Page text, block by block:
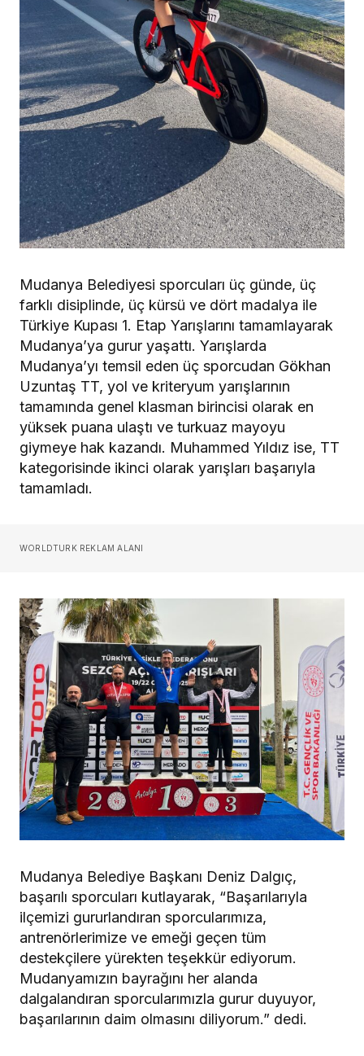
Mudanya Belediyesi sporcuları üç günde, üç
farklı disiplinde, üç kürsü ve dört madalya ile
Türkiye Kupası 1. Etap Yarışlarını tamamlayarak
Mudanya’ya gurur yaşattı. Yarışlarda
Mudanya’yı temsil eden üç sporcudan Gökhan
Uzuntaş TT, yol ve kriteryum yarışlarının
tamamında genel klasman birincisi olarak en
yüksek puana ulaştı ve turkuaz mayoyu
giymeye hak kazandı. Muhammed Yıldız ise, TT
kategorisinde ikinci olarak yarışları başarıyla
tamamladı.
WORLDTURK REKLAM ALANI
Mudanya Belediye Başkanı Deniz Dalgıç,
başarılı sporcuları kutlayarak, “Başarılarıyla
ilçemizi gururlandıran sporcularımıza,
antrenörlerimize ve emeği geçen tüm
destekçilere yürekten teşekkür ediyorum.
Mudanyamızın bayrağını her alanda
dalgalandıran sporcularımızla gurur duyuyor,
başarılarının daim olmasını diliyorum.” dedi.